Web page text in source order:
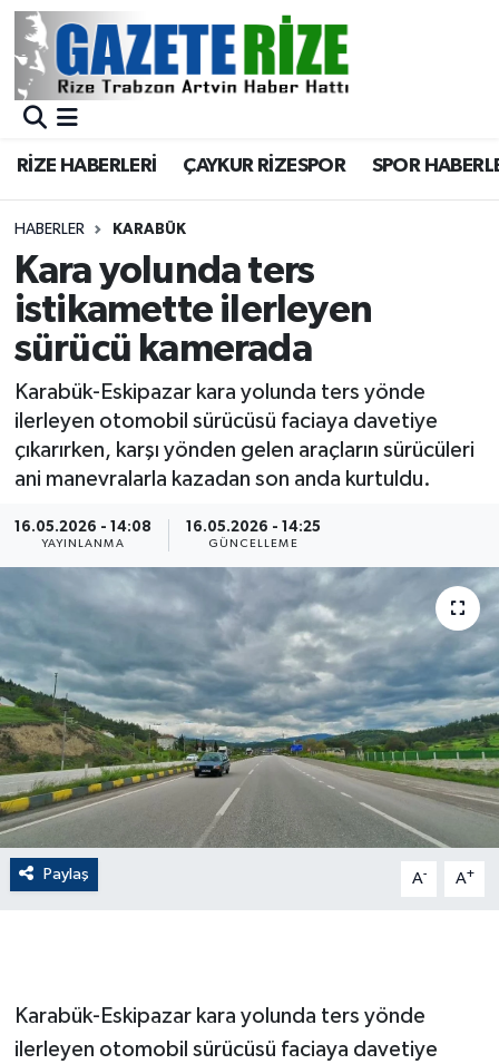
RİZE HABERLERİ ÇAYKUR RİZESPOR SPOR
HABERLER KARABÜK
Kara yolunda ters
istikamette ilerleyen
sürücü kamerada
Karabük-Eskipazar kara yolunda ters yönde
ilerleyen otomobil sürücüsü faciaya davetiye
çıkarırken, karşı yönden gelen araçların sürücüleri
ani manevralarla kazadan son anda kurtuldu.
16.05.2026 - 14:08
YAYINLANMA
16.05.2026 - 14:25
GÜNCELLEME
Paylaş A- A+
Karabük-Eskipazar kara yolunda ters yönde
ilerleyen otomobil sürücüsü faciaya davetiye
BÖLGEMİZ
Asayiş
Rize Jandarma Komutanlığı
Bilim Teknoloji
Advertising news
Canlı Maç
ÇEVRE
Dış Haberler
Dünya
EĞİTİM
EKONOMİ
English News
Finans
GENEL
Merkez Nöbetçi Eczaneler
Merkez Trafik Yoğunluk Haritası
Süper Lig Puan Durumu ve Fikstür
Tüm Manşetler
Haber Arşivi